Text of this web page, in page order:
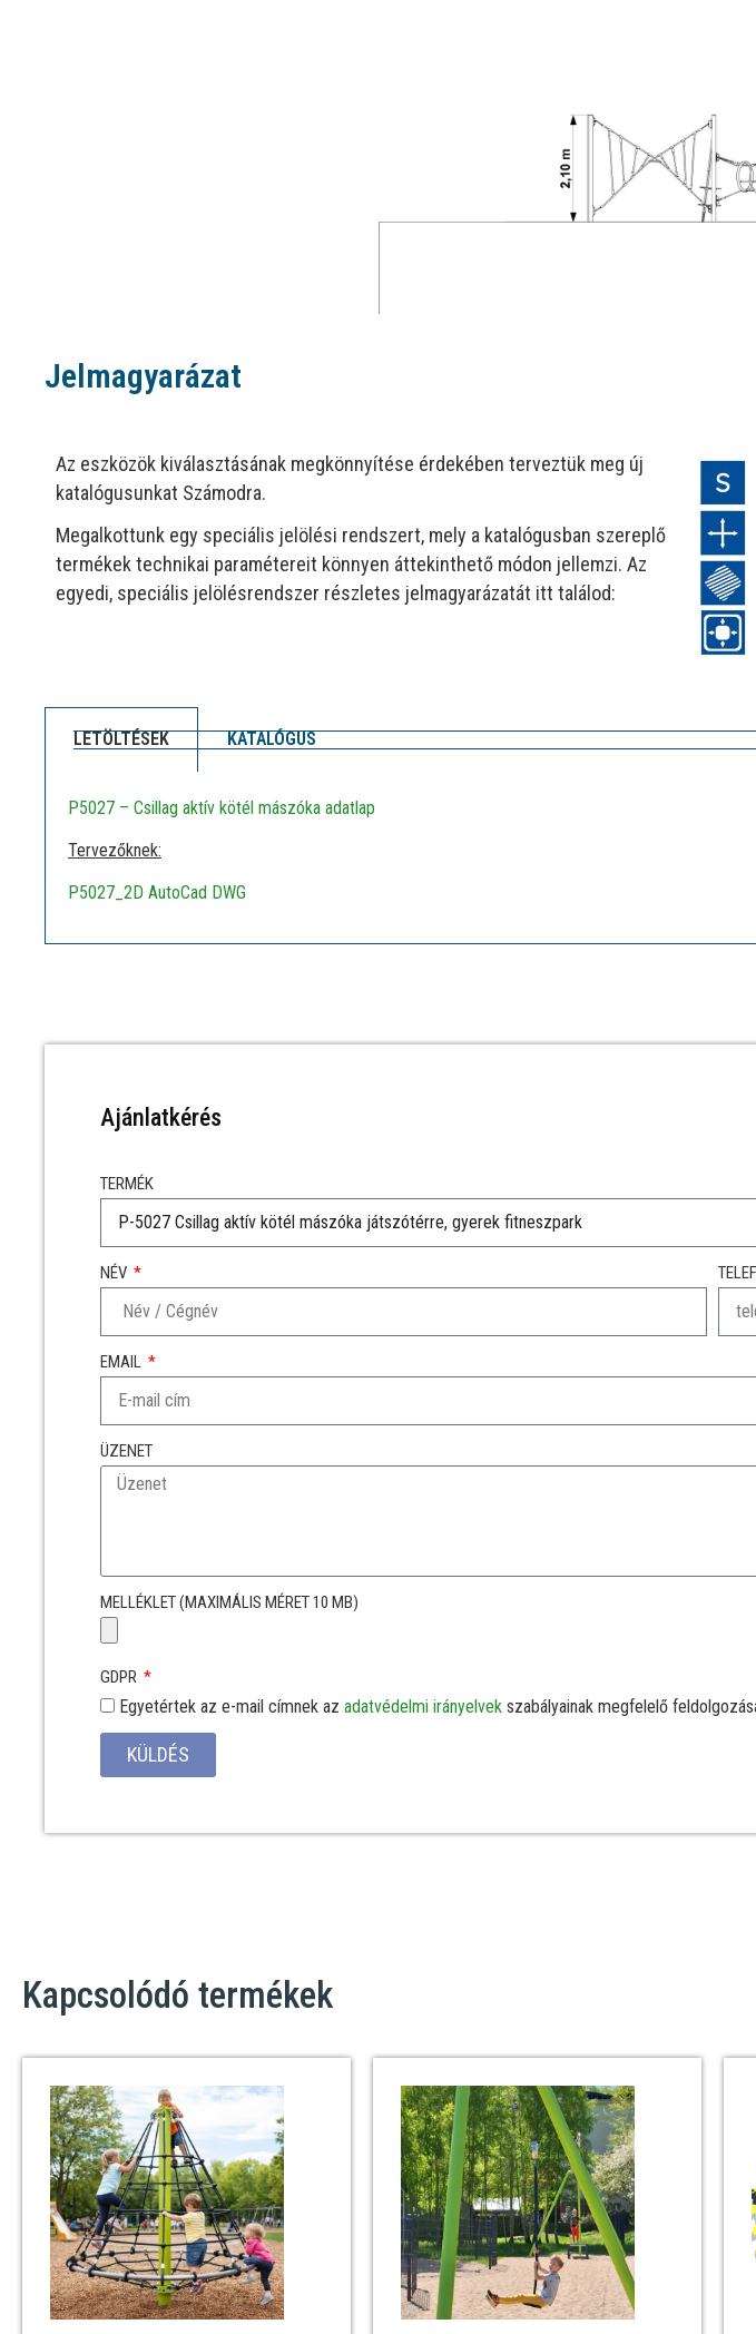
Jelmagyarázat
Az eszközök kiválasztásának megkönnyítése érdekében terveztük meg új
katalógusunkat Számodra.
Megalkottunk egy speciális jelölési rendszert, mely a katalógusban szereplő
termékek technikai paramétereit könnyen áttekinthető módon jellemzi. Az
egyedi, speciális jelölésrendszer részletes jelmagyarázatát itt találod:
LETÖLTÉSEK KATALÓGUS
P5027 – Csillag aktív kötél mászóka adatlap
Tervezőknek:
P5027_2D AutoCad DWG
Ajánlatkérés
TERMÉK
NÉV
EMAIL
ÜZENET
MELLÉKLET (MAXIMÁLIS MÉRET 10 MB)
GDPR
Egyetértek az e-mail címnek az adatvédelmi irányelvek szabályainak megfelelő
KÜLDÉS
Kapcsolódó termékek